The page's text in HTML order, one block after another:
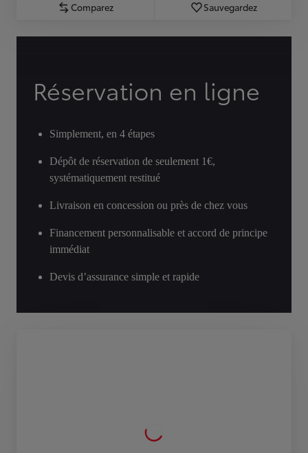
Comparez Sauvegardez
Réservation en ligne
Simplement, en 4 étapes
Dépôt de réservation de seulement 1€,
systématiquement restitué
Livraison en concession ou près de chez vous
Financement personnalisable et accord de principe
immédiat
Devis d’assurance simple et rapide